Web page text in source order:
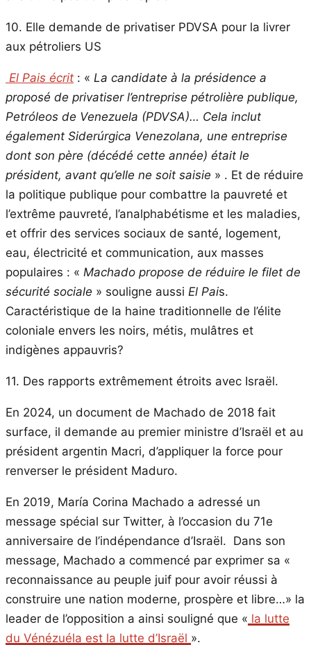
10. Elle demande de privatiser PDVSA pour la livrer
aux pétroliers US
El Pais écrit : « La candidate à la présidence a
proposé de privatiser l’entreprise pétrolière publique,
Petróleos de Venezuela (PDVSA)… Cela inclut
également Siderúrgica Venezolana, une entreprise
dont son père (décédé cette année) était le
président, avant qu’elle ne soit saisie » . Et de réduire
la politique publique pour combattre la pauvreté et
l’extrême pauvreté, l’analphabétisme et les maladies,
et offrir des services sociaux de santé, logement,
eau, électricité et communication, aux masses
populaires : « Machado propose de réduire le filet de
sécurité sociale » souligne aussi El Pais.
Caractéristique de la haine traditionnelle de l’élite
coloniale envers les noirs, métis, mulâtres et
indigènes appauvris?
11. Des rapports extrêmement étroits avec Israël.
En 2024, un document de Machado de 2018 fait
surface, il demande au premier ministre d’Israël et au
président argentin Macri, d’appliquer la force pour
renverser le président Maduro.
En 2019, María Corina Machado a adressé un
message spécial sur Twitter, à l’occasion du 71e
anniversaire de l’indépendance d’Israël. Dans son
message, Machado a commencé par exprimer sa «
reconnaissance au peuple juif pour avoir réussi à
construire une nation moderne, prospère et libre…» la
leader de l’opposition a ainsi souligné que « la lutte
du Vénézuéla est la lutte d’Israël ».